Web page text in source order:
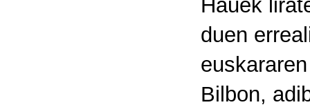
Hauek
duen
Bilbon,